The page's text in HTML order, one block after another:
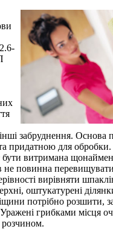
забруднення. Основа
придатною для
бути витримана
не повинна
вирівняти
оштукатурені
потрібно розшити,
грибками місця